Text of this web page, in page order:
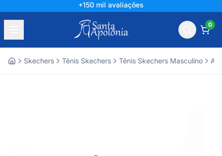
+150 mil avaliações
0
Skechers Tênis Skechers Tênis Skechers Masculino